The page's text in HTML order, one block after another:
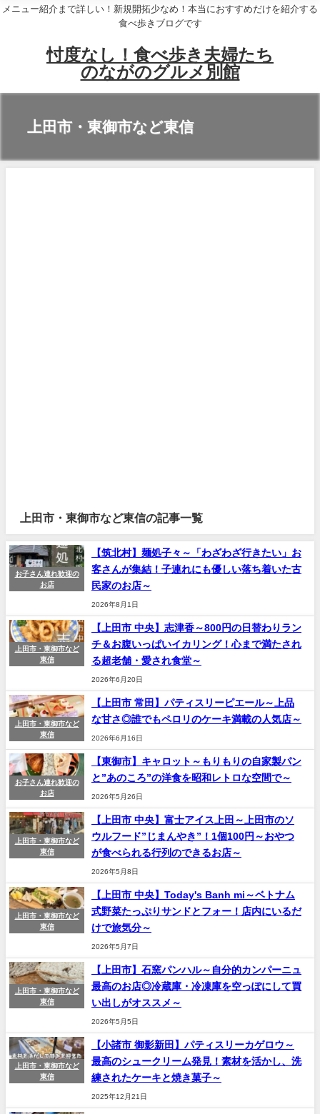
メニュー紹介まで詳しい！新規開拓少なめ！本当におすすめだけを紹介する
食べ歩きブログです
忖度なし！食べ歩き夫婦たち
のながのグルメ別館
上田市・東御市など東信
上田市・東御市など東信の記事一覧
お子さん連れ歓迎の
お店
【筑北村】麺処子々～「わざわざ行きたい」お
客さんが集結！子連れにも優しい落ち着いた古
民家のお店～
2026年8月1日
上田市・東御市など
東信
【上田市 中央】志津香～800円の日替わりラン
チ＆お腹いっぱいイカリング！心まで満たされ
る超老舗・愛され食堂～
2026年6月20日
上田市・東御市など
東信
【上田市 常田】パティスリーピエール～上品
な甘さ◎誰でもペロリのケーキ満載の人気店～
2026年6月16日
お子さん連れ歓迎の
お店
【東御市】キャロット～もりもりの自家製パン
と”あのころ”の洋食を昭和レトロな空間で～
2026年5月26日
上田市・東御市など
東信
【上田市 中央】富士アイス上田～上田市のソ
ウルフード”じまんやき”！1個100円～おやつ
が食べられる行列のできるお店～
2026年5月8日
上田市・東御市など
東信
【上田市 中央】Today's Banh mi～ベトナム
式野菜たっぷりサンドとフォー！店内にいるだ
けで旅気分～
2026年5月7日
上田市・東御市など
東信
【上田市】石窯パンハル～自分的カンパーニュ
最高のお店◎冷蔵庫・冷凍庫を空っぽにして買
い出しがオススメ～
2026年5月5日
上田市・東御市など
東信
【小諸市 御影新田】パティスリーカゲロウ～
最高のシュークリーム発見！素材を活かし、洗
練されたケーキと焼き菓子～
2025年12月21日